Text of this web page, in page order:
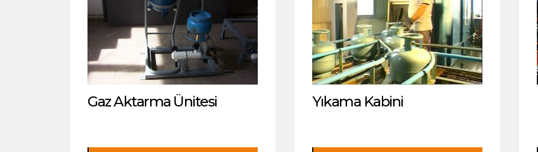
Gaz Aktarma Ünitesi Yıkama Kabini